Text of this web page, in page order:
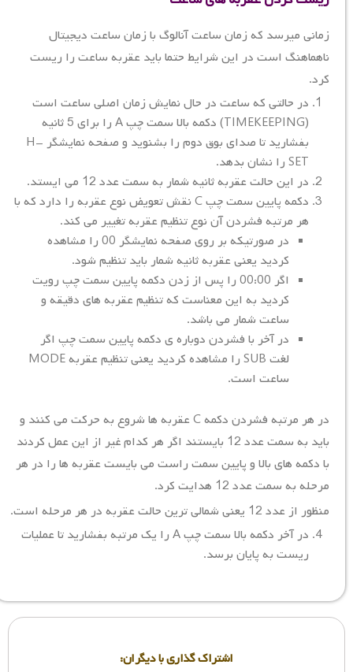
زمانی میرسد که زمان ساعت آنالوگ با زمان ساعت دیجیتال
ناهماهنگ است در این شرایط حتما باید عقربه ساعت را ریست
کرد.
در حالتی که ساعت در حال نمایش زمان اصلی ساعت است
(TIMEKEEPING) دکمه بالا سمت چپ A را برای 5 ثانیه
بفشارید تا صدای بوق دوم را بشنوید و صفحه نمایشگر H-
SET را نشان بدهد.
در این حالت عقربه ثانیه شمار به سمت عدد 12 می ایستد.
دکمه پایین سمت چپ C نقش تعویض نوع عقربه را دارد که با
هر مرتبه فشردن آن نوع تنظیم عقربه تغییر می کند.
در صورتیکه بر روی صفحه نمایشگر 00 را مشاهده
کردید یعنی عقربه ثانیه شمار باید تنظیم شود.
اگر 00:00 را پس از زدن دکمه پایین سمت چپ رویت
کردید به این معناست که تنظیم عقربه های دقیقه و
ساعت شمار می باشد.
در آخر با فشردن دوباره ی دکمه پایین سمت چپ اگر
لغت SUB را مشاهده کردید یعنی تنظیم عقربه MODE
ساعت است.
در هر مرتبه فشردن دکمه C عقربه ها شروع به حرکت می کنند و
باید به سمت عدد 12 بایستند اگر هر کدام غیر از این عمل کردند
با دکمه های بالا و پایین سمت راست می بایست عقربه ها را در هر
مرحله به سمت عدد 12 هدایت کرد.
منظور از عدد 12 یعنی شمالی ترین حالت عقربه در هر مرحله است.
در آخر دکمه بالا سمت چپ A را یک مرتبه بفشارید تا عملیات
ریست به پایان برسد.
اشتراک گذاری با دیگران: